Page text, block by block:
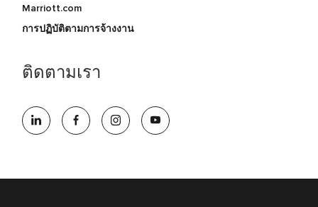
Marriott.com
การปฏิบัติตามการจ้างงาน
ติดตามเรา